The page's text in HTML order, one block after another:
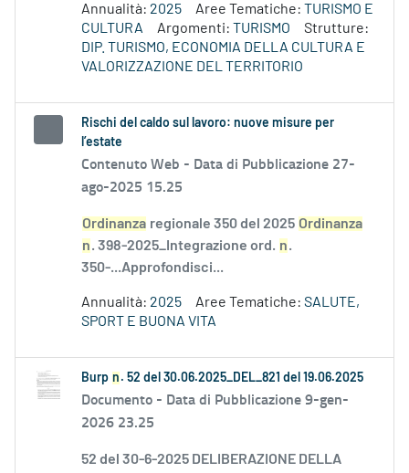
Annualità: 2025 Aree Tematiche: TURISMO E
CULTURA
Argomenti: TURISMO
Strutture:
DIP. TURISMO, ECONOMIA DELLA CULTURA E
VALORIZZAZIONE DEL TERRITORIO
Rischi del caldo sul lavoro: nuove misure per
l’estate
Contenuto Web - Data di Pubblicazione 27-
ago-2025 15.25
Ordinanza regionale 350 del 2025 Ordinanza
n. 398-2025_Integrazione ord. n.
350-...Approfondisci...
Annualità: 2025 Aree Tematiche: SALUTE,
SPORT E BUONA VITA
Burp n . 52 del 30.06.2025_DEL_821 del 19.06.2025
Documento - Data di Pubblicazione 9-gen-
2026 23.25
52 del 30-6-2025 DELIBERAZIONE DELLA